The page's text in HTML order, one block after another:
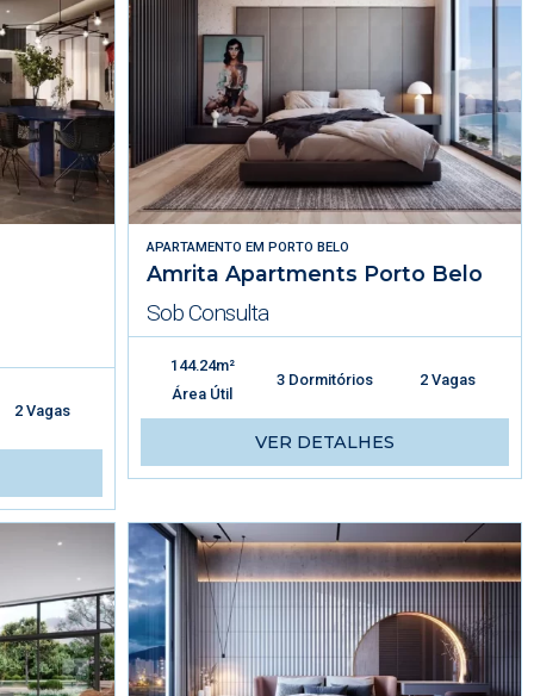
2 Vagas
APARTAMENTO EMPORTO BELO
Amrita Apartments Porto Belo
Sob Consulta
144.24m²
Área Útil
3 Dormitórios 2 Vagas
VER DETALHES